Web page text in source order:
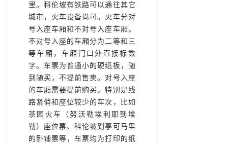
里。科伦坡有铁路可以通往其它
城市，火车设备尚可。火车分对
号入座车厢和不对号入座车厢。
不对号入座的车厢分为二等和三
等车厢，车厢门口外直接标数
字。车票为普通小的硬纸板，随
到随买，不提前售卖。对号入座
的车厢需要提前购买，特别是线
路紧俏和座位较少的车次，比如
茶园火车（努沃勒埃利耶到埃
勒）座位票、科伦坡到亭可马里
的卧铺票等，车票均为打印的纸